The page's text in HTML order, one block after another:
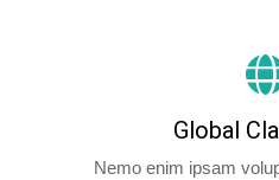
Global
Nemo enim ipsam